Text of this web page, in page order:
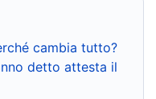
cambia tutto?
detto attesta il